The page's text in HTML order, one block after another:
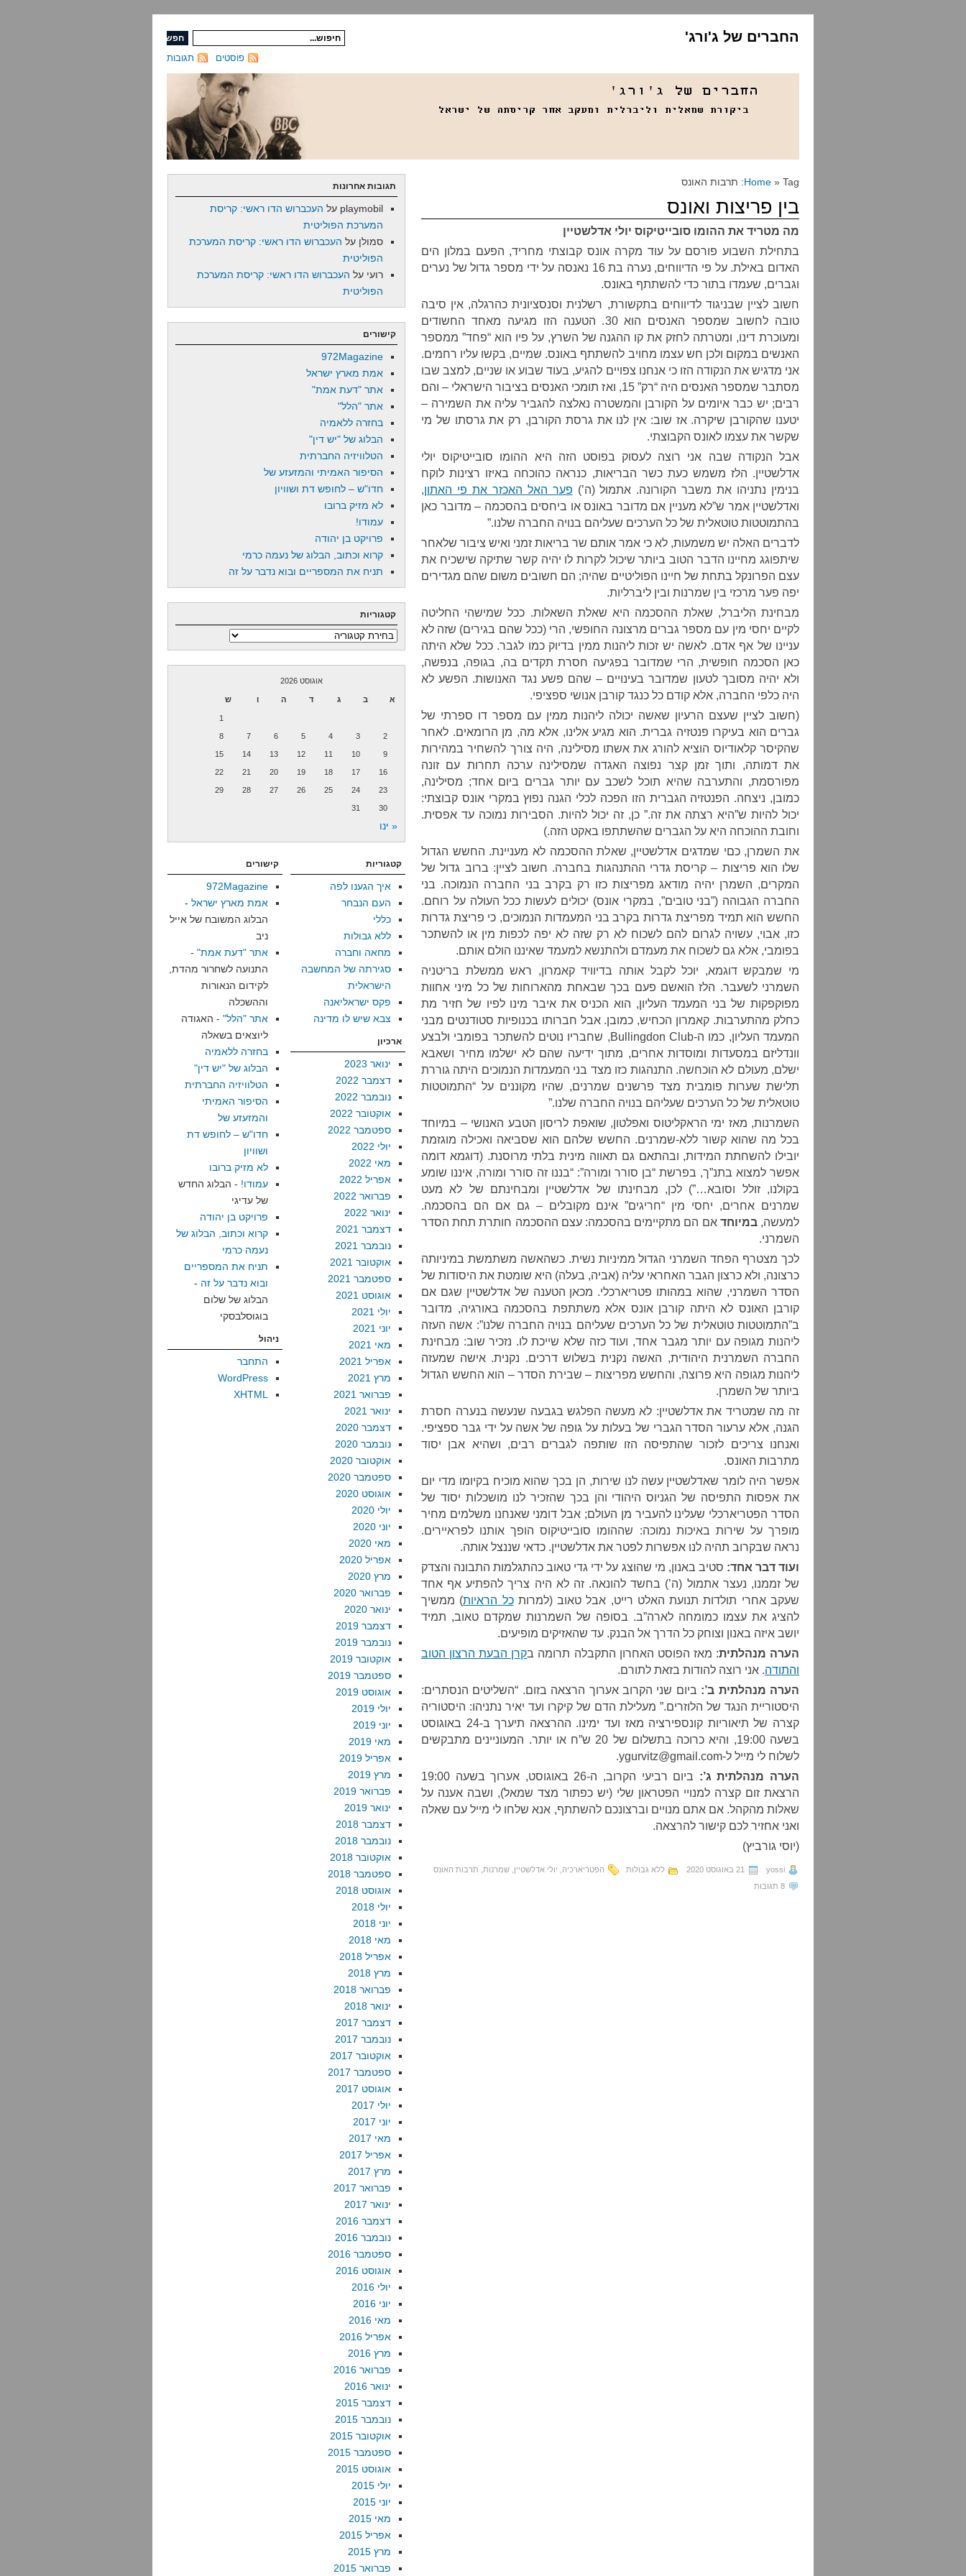
החברים של ג'ורג'
תגובות פוסטים
Home » Tag: תרבות האונס
בין פריצות ואונס
מה מטריד את ההומו סובייטיקוס יולי אדלשטיין
בתחילת השבוע פורסם על עוד מקרה אונס קבוצתי מחריד, הפעם במלון הים
האדום באילת. על פי הדיווחים, נערה בת 16 נאנסה על ידי מספר גדול של נערים
וגברים, שעמדו בתור כדי להשתתף באונס.
חשוב לציין שבניגוד לדיווחים בתקשורת, רשלנית וסנסציונית כהרגלה, אין סיבה
טובה לחשוב שמספר האנסים הוא 30. הטענה הזו מגיעה מאחד החשודים
ומעוכרת דינו, ומטרתה לחזק את קו ההגנה של השרץ, על פיו הוא “פחד” ממספר
האנשים במקום ולכן חש עצמו מחויב להשתתף באונס. שמיים, בקשו עליו רחמים.
אני מדגיש את הנקודה הזו כי אנחנו צפויים להגיע, בעוד שבוע או שניים, למצב שבו
מסתבר שמספר האנסים היה “רק” 15, ואז תומכי האנסים בציבור הישראלי – והם
רבים; יש כבר איומים על הקורבן והמשטרה נאלצה להגביר עליה את השמירה –
יטענו שהקורבן שיקרה. אז שוב: אין לנו את גרסת הקורבן, רק את גרסתו של מי
שקשר את עצמו לאונס הקבוצתי.
אבל הנקודה שבה אני רוצה לעסוק בפוסט הזה היא ההומו סובייטיקוס יולי
אדלשטיין. הלז משמש כעת כשר הבריאות, כנראה כהוכחה באיזו רצינות לוקח
בנימין נתניהו את משבר הקורונה. אתמול (ה’) פער האל האכזר את פי האתון,
ואדלשטיין אמר ש”לא מעניין אם מדובר באונס או ביחסים בהסכמה – מדובר כאן
בהתמוטטות טוטאלית של כל הערכים שעליהם בנויה החברה שלנו.”
לדברים האלה יש משמעות, לא כי אמר אותם שר בריאות זמני ואיש ציבור שלאחר
שיתפוגג מחיינו הדבר הטוב ביותר שיכול לקרות לו יהיה קשר שתיקה שישכיח את
עצם הפרונקל בתחת של חיינו הפוליטיים שהיה; הם חשובים משום שהם מגדירים
יפה פער מרכזי בין שמרנות ובין ליברליות.
מבחינת הליברל, שאלת ההסכמה היא שאלת השאלות. ככל שמישהי החליטה
לקיים יחסי מין עם מספר גברים מרצונה החופשי, הרי (ככל שהם בגירים) שזה לא
עניינו של אף אדם. לאשה יש זכות ליהנות ממין בדיוק כמו לגבר. ככל שלא היתה
כאן הסכמה חופשית, הרי שמדובר בפגיעה חסרת תקדים בה, בגופה, בנפשה,
ולא יהיה מסובך לטעון שמדובר בעינויים – שהם פשע נגד האנושות. הפשע לא
היה כלפי החברה, אלא קודם כל כנגד קורבן אנושי ספציפי.
(חשוב לציין שעצם הרעיון שאשה יכולה ליהנות ממין עם מספר דו ספרתי של
גברים הוא בעיקרו פנטזיה גברית. הוא מגיע אלינו, אלא מה, מן הרומאים. לאחר
שהקיסר קלאודיוס הוציא להורג את אשתו מסילינה, היה צורך להשחיר במהירות
את דמותה, ותוך זמן קצר נפוצה האגדה שמסילינה ערכה תחרות עם זונה
מפורסמת, והתערבה שהיא תוכל לשכב עם יותר גברים ביום אחד; מסילינה,
כמובן, ניצחה. הפנטזיה הגברית הזו הפכה לכלי הגנה נפוץ במקרי אונס קבוצתי:
יכול להיות ש”היא רצתה את זה.” כן, זה יכול להיות. הסבירות נמוכה עד אפסית.
וחובת ההוכחה היא על הגברים שהשתתפו באקט הזה.)
את השמרן, כםי שמדגים אדלשטיין, שאלת ההסכמה לא מעניינת. החשש הגדול
שלו הוא פריצות – קריסת גדרי ההתנהגות בחברה. חשוב לציין: ברוב גדול של
המקרים, השמרן יהיה מודאג מפריצות כזו רק בקרב בני החברה הנמוכה. בני
החברה הגבוהה (”בני טובים”, במקרי אונס) יכולים לעשות ככל העולה על רוחם.
החשש הוא תמיד מפריצת גדרות בקרב בני המעמדות הנמוכים, כי פריצת גדרות
כזו, אבוי, עשויה לגרום להם לשכוח לא רק שזה לא יפה לכפות מין או להשתכר
בפומבי, אלא גם לשכוח את מעמדם ולהתנשא למעמד שאיננו הולם אותם.
מי שמבקש דוגמא, יוכל לקבל אותה בדיוויד קאמרון, ראש ממשלת בריטניה
השמרני לשעבר. הלז הואשם פעם בכך שבאחת מהארוחות של כל מיני אחוות
מפוקפקות של בני המעמד העליון, הוא הכניס את איבר מינו לפיו של חזיר מת
כחלק מהתערבות. קאמרון הכחיש, כמובן. אבל חברותו בכנופיות סטודנטים מבני
המעמד העליון, כמו ה-Bullingdon Club, שחבריו נוטים להשתכר בפומבי ולבצע
וונדליזם במסעדות ומוסדות אחרים, מתוך ידיעה שהם לא ישלמו מחיר ושאבא
ישלם, מעולם לא הוכחשה. התנהגות כזו מצד בני המעמדות הנמוכים היתה גוררת
תלישת שערות פומבית מצד פרשנים שמרנים, שהיו מקוננים על “התמוטטות
טוטאלית של כל הערכים שעליהם בנויה החברה שלנו.”
השמרנות, מאז ימי הראקליטוס ואפלטון, שואפת לריסון הטבע האנושי – במיוחד
בכל מה שהוא קשור ללא-שמרנים. החשש שלהם הוא שסביאה ואכילה מוגזמת
יובילו להשחתת המידות, ובהתאם גם תאווה מינית בלתי מרוסנת. (דוגמא דומה
אפשר למצוא בתנ”ך, בפרשת “בן סורר ומורה”: “בננו זה סורר ומורה, איננו שומע
בקולנו, זולל וסובא…”) לכן, מבחינתו של אדלשטיין ומבחינתם של לא מעט
שמרנים אחרים, יחסי מין “חריגים” אינם מקובלים – גם אם הם בהסכמה.
למעשה,במיוחד אם הם מתקיימים בהסכמה: עצם ההסכמה חותרת תחת הסדר
השמרני.
לכך מצטרף הפחד השמרני הגדול ממיניות נשית. כשהאשה משתמשת במיניותה
כרצונה, ולא כרצון הגבר האחראי עליה (אביה, בעלה) היא שומטת את היסודות של
הסדר השמרני, שהוא במהותו פטריארכלי. מכאן הטענה של אדלשטיין שגם אם
קורבן האונס לא היתה קורבן אונס אלא משתתפת בהסכמה באורגיה, מדובר
ב”התמוטטות טוטאלית של כל הערכים שעליהם בנויה החברה שלנו”: אשה העזה
ליהנות מגופה עם יותר מגבר אחד, ועוד כזה שלא שייכת לו. נזכיר שוב: מבחינת
החברה השמרנית היהודית, האשה נקנית בשלוש דרכים. נקנית. אישה שמעזה
ליהנות מגופה היא פרוצה, והחשש מפריצות – שבירת הסדר – הוא החשש הגדול
ביותר של השמרן.
זה מה שמטריד את אדלשטיין: לא מעשה הפלגש בגבעה שנעשה בנערה חסרת
הגנה, אלא ערעור הסדר הגברי של בעלות על גופה של אשה על ידי גבר ספציפי.
ואנחנו צריכים לזכור שהתפיסה הזו שותפה לגברים רבים, ושהיא אבן יסוד
מתרבות האונס.
אפשר היה לומר שאדלשטיין עשה לנו שירות, הן בכך שהוא מוכיח בקיומו מדי יום
את אפסות התפיסה של הגניוס היהודי והן בכך שהזכיר לנו מושכלות יסוד של
הסדר הפטריארכלי שעלינו להעביר מן העולם; אבל דומני שאנחנו משלמים מחיר
מופרך על שירות באיכות נמוכה: שההומו סובייטיקוס הופך אותנו לפראיירים.
נראה שבקרוב תהיה לנו אפשרות לפטר את אדלשטיין. כדאי שננצל אותה.
ועוד דבר אחד: סטיב באנון, מי שהוצג על ידי גדי טאוב כהתגלמות התבונה והצדק
של זממנו, נעצר אתמול (ה’) בחשד להונאה. זה לא היה צריך להפתיע אף אחד
שעקב אחרי תולדות תנועת האלט רייט, אבל טאוב (למרותכל הראיות) ממשיך
להציג את עצמו כמומחה לארה”ב. בסופה של השמרנות שמקדם טאוב, תמיד
יושב איזה באנון וצוחק כל הדרך אל הבנק. עד שהאזיקים מופיעים.
הערה מנהלתית: מאז הפוסט האחרון התקבלה תרומה בקרן הבעת הרצון הטוב
והתודה. אני רוצה להודות בזאת לתורם.
הערה מנהלתית ב’: ביום שני הקרוב אערוך הרצאה בזום. “השליטים הנסתרים:
היסטוריית הנגד של הלוזרים.” מעלילת הדם של קיקרו ועד יאיר נתניהו: היסטוריה
קצרה של תיאוריות קונספירציה מאז ועד ימינו. ההרצאה תיערך ב-24 באוגוסט
בשעה 19:00, והיא כרוכה בתשלום של 20 ש”ח או יותר. המעוניינים מתבקשים
לשלוח לי מייל ל-ygurvitz@gmail.com
.
הערה מנהלתית ג’:
ביום רביעי הקרוב, ה-26 באוגוסט, אערוך בשעה 19:00
הרצאת זום קצרה למנויי הפטראון שלי (יש כפתור מצד שמאל), ושבה אענה על
שאלות מהקהל. אם אתם מנויים וברצונכם להשתתף, אנא שלחו לי מייל עם שאלה
ואני אחזיר לכם קישור להרצאה.
(יוסי גורביץ)
yossi 21 באוגוסט 2020 ללא גבולות הפטריארכיה יולי אדלשטיין שמרנות תרבות האונס
8 תגובות
תגובות אחרונות
playmobil על העכברוש הדו ראשי: קריסת
המערכת הפוליטית
סמולן על העכברוש הדו ראשי: קריסת המערכת
הפוליטית
רועי על העכברוש הדו ראשי: קריסת המערכת
הפוליטית
קישורים
972Magazine
אמת מארץ ישראל
אתר "דעת אמת"
אתר "הלל"
בחזרה ללאמיה
הבלוג של "יש דין"
הטלוויזיה החברתית
הסיפור האמיתי והמזעזע של
חדו"ש – לחופש דת ושוויון
לא מזיק ברובו
עמודו!
פרויקט בן יהודה
קרוא וכתוב, הבלוג של נעמה כרמי
תניח את המספריים ובוא נדבר על זה
קטגוריות
קטגוריות
אוגוסט 2026
א ב ג ד ה ו ש
1
2
3
4
5
6
7
8
9
10
11
12
13
14
15
16
17
18
19
20
21
22
23
24
25
26
27
28
29
30
31
« ינו
קטגוריות
איך הגענו לפה
העם הנבחר
כללי
ללא גבולות
מחאה וחברה
סגירתה של המחשבה
הישראלית
פקס ישראליאנה
צבא שיש לו מדינה
ארכיון
ינואר 2023
דצמבר 2022
נובמבר 2022
אוקטובר 2022
ספטמבר 2022
יולי 2022
מאי 2022
אפריל 2022
פברואר 2022
ינואר 2022
דצמבר 2021
נובמבר 2021
אוקטובר 2021
ספטמבר 2021
אוגוסט 2021
יולי 2021
יוני 2021
מאי 2021
אפריל 2021
מרץ 2021
פברואר 2021
ינואר 2021
דצמבר 2020
נובמבר 2020
אוקטובר 2020
ספטמבר 2020
אוגוסט 2020
יולי 2020
יוני 2020
מאי 2020
אפריל 2020
מרץ 2020
פברואר 2020
ינואר 2020
דצמבר 2019
נובמבר 2019
אוקטובר 2019
ספטמבר 2019
אוגוסט 2019
יולי 2019
יוני 2019
מאי 2019
אפריל 2019
מרץ 2019
פברואר 2019
ינואר 2019
דצמבר 2018
נובמבר 2018
אוקטובר 2018
ספטמבר 2018
אוגוסט 2018
יולי 2018
יוני 2018
מאי 2018
אפריל 2018
מרץ 2018
פברואר 2018
ינואר 2018
דצמבר 2017
נובמבר 2017
אוקטובר 2017
ספטמבר 2017
אוגוסט 2017
יולי 2017
יוני 2017
מאי 2017
אפריל 2017
מרץ 2017
פברואר 2017
ינואר 2017
דצמבר 2016
נובמבר 2016
ספטמבר 2016
אוגוסט 2016
יולי 2016
יוני 2016
מאי 2016
אפריל 2016
מרץ 2016
פברואר 2016
ינואר 2016
דצמבר 2015
נובמבר 2015
אוקטובר 2015
ספטמבר 2015
אוגוסט 2015
יולי 2015
יוני 2015
מאי 2015
אפריל 2015
מרץ 2015
פברואר 2015
קישורים
972Magazine
אמת מארץ ישראל -
הבלוג המשובח של אייל
ניב
אתר "דעת אמת" -
התנועה לשחרור מהדת,
לקידום הנאורות
וההשכלה
אתר "הלל" - האגודה
ליוצאים בשאלה
בחזרה ללאמיה
הבלוג של "יש דין"
הטלוויזיה החברתית
הסיפור האמיתי
והמזעזע של
חדו"ש – לחופש דת
ושוויון
לא מזיק ברובו
עמודו! - הבלוג החדש
של עדיגי
פרויקט בן יהודה
קרוא וכתוב, הבלוג של
נעמה כרמי
תניח את המספריים
ובוא נדבר על זה -
הבלוג של שלום
בוגוסלבסקי
ניהול
התחבר
WordPress
XHTML